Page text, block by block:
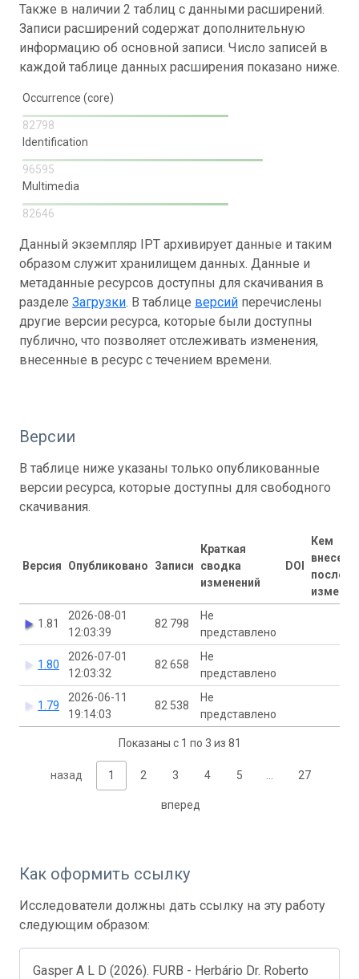
Также в наличии 2 таблиц с данными расширений.
Записи расширений содержат дополнительную
информацию об основной записи. Число записей в
каждой таблице данных расширения показано ниже.
Occurrence (core)
82798
Identification
96595
Multimedia
82646
Данный экземпляр IPT архивирует данные и таким
образом служит хранилищем данных. Данные и
метаданные ресурсов доступны для скачивания в
разделе Загрузки. В таблице версий перечислены
другие версии ресурса, которые были доступны
публично, что позволяет отслеживать изменения,
внесенные в ресурс с течением времени.
Версии
В таблице ниже указаны только опубликованные
версии ресурса, которые доступны для свободного
скачивания.
Версия Опубликовано Записи
Краткая
сводка
изменений
DOI
Кем
внесены
1.81
2026-08-01
12:03:39
82 798
Не
представлено
1.80
2026-07-01
12:03:32
82 658
Не
представлено
1.79
2026-06-11
19:14:03
82 538
Не
представлено
Показаны с 1 по 3 из 81
назад 1 2 3 4 5 27
вперед
Как оформить ссылку
Исследователи должны дать ссылку на эту работу
следующим образом:
Gasper A L D (2026). FURB - Herbário Dr. Roberto